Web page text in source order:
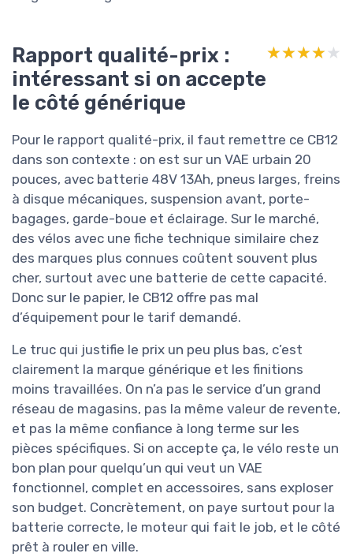
Rapport qualité-prix :
intéressant si on accepte
le côté générique
★★★★★
★★★★★
Pour le rapport qualité-prix, il faut remettre ce CB12
dans son contexte : on est sur un VAE urbain 20
pouces, avec batterie 48V 13Ah, pneus larges, freins
à disque mécaniques, suspension avant, porte-
bagages, garde-boue et éclairage. Sur le marché,
des vélos avec une fiche technique similaire chez
des marques plus connues coûtent souvent plus
cher, surtout avec une batterie de cette capacité.
Donc sur le papier, le CB12 offre pas mal
d’équipement pour le tarif demandé.
Le truc qui justifie le prix un peu plus bas, c’est
clairement la marque générique et les finitions
moins travaillées. On n’a pas le service d’un grand
réseau de magasins, pas la même valeur de revente,
et pas la même confiance à long terme sur les
pièces spécifiques. Si on accepte ça, le vélo reste un
bon plan pour quelqu’un qui veut un VAE
fonctionnel, complet en accessoires, sans exploser
son budget. Concrètement, on paye surtout pour la
batterie correcte, le moteur qui fait le job, et le côté
prêt à rouler en ville.